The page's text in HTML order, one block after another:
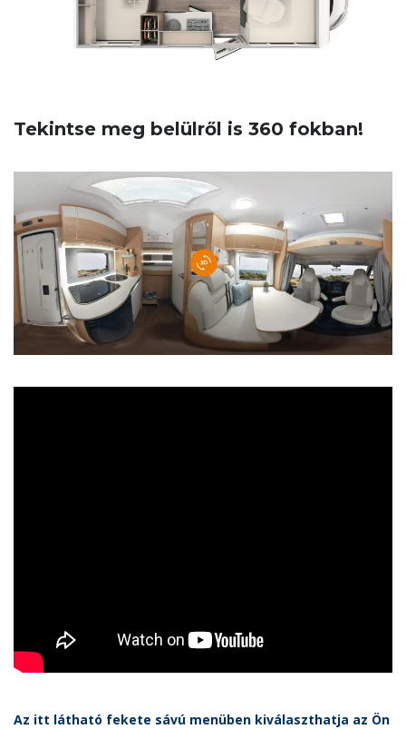
Tekintse meg belülről is 360 fokban!
Az itt látható fekete sávú menüben kiválaszthatja az Ön